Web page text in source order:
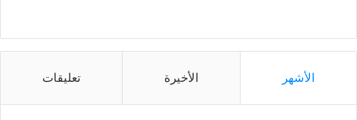
الأشهر الأخيرة تعليقات